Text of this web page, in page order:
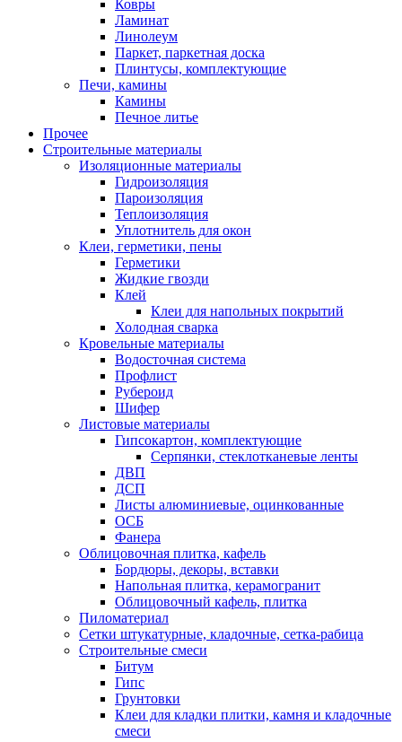
Ковры
Ламинат
Линолеум
Паркет, паркетная доска
Плинтусы, комплектующие
Печи, камины
Камины
Печное литье
Прочее
Строительные материалы
Изоляционные материалы
Гидроизоляция
Пароизоляция
Теплоизоляция
Уплотнитель для окон
Клеи, герметики, пены
Герметики
Жидкие гвозди
Клей
Клеи для напольных покрытий
Холодная сварка
Кровельные материалы
Водосточная система
Профлист
Рубероид
Шифер
Листовые материалы
Гипсокартон, комплектующие
Серпянки, стеклотканевые ленты
ДВП
ДСП
Листы алюминиевые, оцинкованные
ОСБ
Фанера
Облицовочная плитка, кафель
Бордюры, декоры, вставки
Напольная плитка, керамогранит
Облицовочный кафель, плитка
Пиломатериал
Сетки штукатурные, кладочные, сетка-рабица
Строительные смеси
Битум
Гипс
Грунтовки
Клеи для кладки плитки, камня и кладочные
смеси